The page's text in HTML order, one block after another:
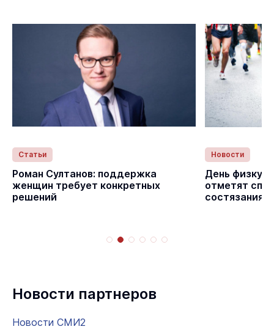
Статьи
Роман Султанов: поддержка
женщин требует конкретных
решений
Новости
День
отметят
Новости партнеров
Новости СМИ2